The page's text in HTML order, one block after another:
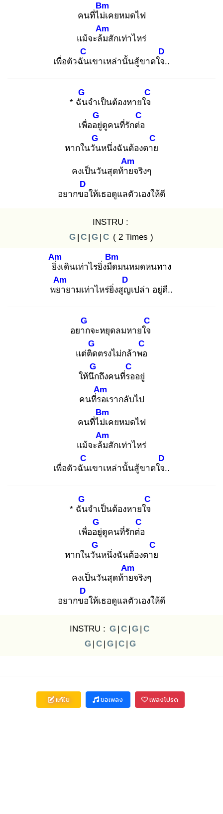
คนที่ไม่เ
Bm
คยหมดไฟ
แม้จะล้ม
Am
สักเท่าไหร่
เพื่อตัวฉัน
C
เขาเหล่านั้นสู้ขาดใจ.
D
.
* ฉัน
G
จำเป็นต้องหายใจ
C
เพื่ออยู่
G
ดูคนที่รักต่อ
C
หากในวัน
G
หนึ่งฉันต้องตาย
C
คงเป็นวันสุดท้าย
Am
จริงๆ
อยากขอ
D
ให้เธอดูแลตัวเองให้ดี
INSTRU :
G | C | G | C ( 2 Times )
ยิ่ง
Am
เดินเท่าไรยิ่งมืด
Bm
มนหมดหนทาง
พยา
Am
ยามเท่าไหร่ยิ่งสูญ
D
เปล่า อยู่ดี..
อยาก
G
จะหยุดลมหายใจ
C
แต่ติด
G
ตรงไม่กล้าพอ
C
ให้นึก
G
ถึงคนที่รอ
C
อยู่
คนที่รอ
Am
เรากลับไป
คนที่ไม่เ
Bm
คยหมดไฟ
แม้จะล้ม
Am
สักเท่าไหร่
เพื่อตัวฉัน
C
เขาเหล่านั้นสู้ขาดใจ.
D
.
* ฉัน
G
จำเป็นต้องหายใจ
C
เพื่ออยู่
G
ดูคนที่รักต่อ
C
หากในวัน
G
หนึ่งฉันต้องตาย
C
คงเป็นวันสุดท้าย
Am
จริงๆ
อยากขอ
D
ให้เธอดูแลตัวเองให้ดี
INSTRU : G | C | G | C
G | C | G | C | G
แก้ไข ขอเพลง เพลงโปรด